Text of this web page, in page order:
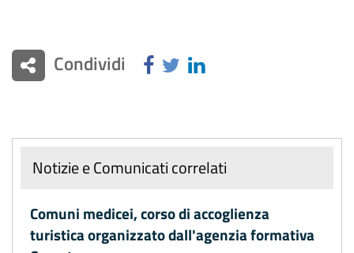
Condividi
Notizie e Comunicati correlati
Comuni medicei, corso di accoglienza
turistica organizzato dall'agenzia formativa